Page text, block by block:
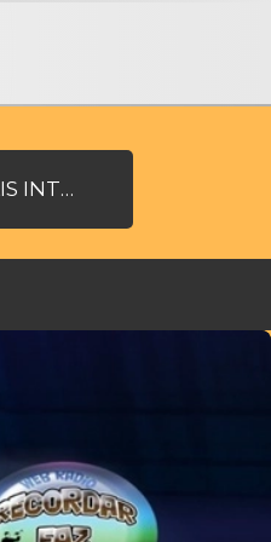
HITS ORIGINAIS INTERNACIONAIS E VERSÕES BRASILEIRAS